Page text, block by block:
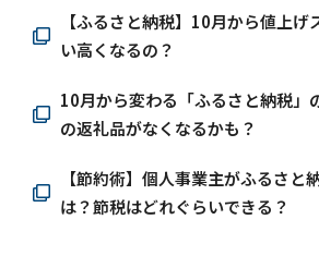
【ふるさと納税】10月から値上げ
い高くなるの？
10月から変わる「ふるさと納税」
の返礼品がなくなるかも？
【節約術】個人事業主がふるさと
は？節税はどれぐらいできる？